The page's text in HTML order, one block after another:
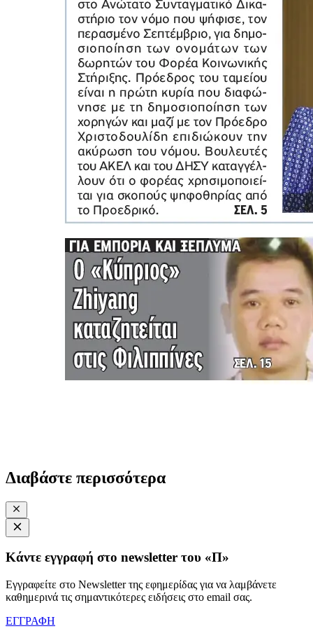
Διαβάστε περισσότερα
Κάντε εγγραφή στο newsletter του «Π»
Εγγραφείτε στο Newsletter της εφημερίδας για να λαμβάνετε
καθημερινά τις σημαντικότερες ειδήσεις στο email σας.
ΕΓΓΡΑΦΗ